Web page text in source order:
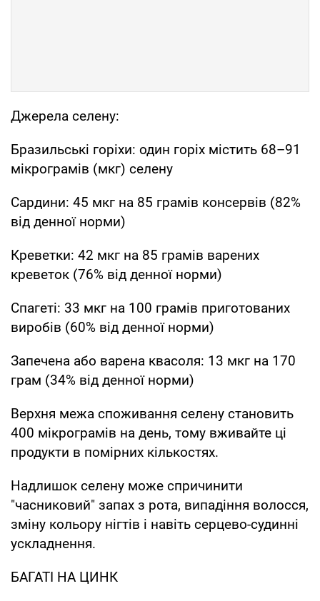
Джерела селену:
Бразильські горіхи: один горіх містить 68–91
мікрограмів (мкг) селену
Сардини: 45 мкг на 85 грамів консервів (82%
від денної норми)
Креветки: 42 мкг на 85 грамів варених
креветок (76% від денної норми)
Спагеті: 33 мкг на 100 грамів приготованих
виробів (60% від денної норми)
Запечена або варена квасоля: 13 мкг на 170
грам (34% від денної норми)
Верхня межа споживання селену становить
400 мікрограмів на день, тому вживайте ці
продукти в помірних кількостях.
Надлишок селену може спричинити
"часниковий" запах з рота, випадіння волосся,
зміну кольору нігтів і навіть серцево-судинні
ускладнення.
БАГАТІ НА ЦИНК